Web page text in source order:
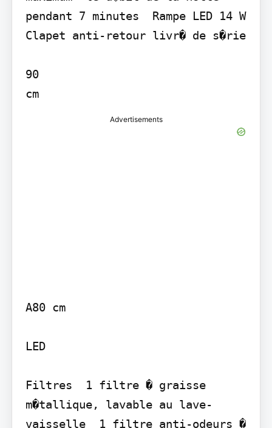
pendant 7 minutes  Rampe LED 14 W
Clapet anti-retour livr� de s�rie
90
cm
Advertisements
A80 cm
LED
Filtres  1 filtre � graisse
m�tallique, lavable au lave-
vaisselle  1 filtre anti-odeurs �